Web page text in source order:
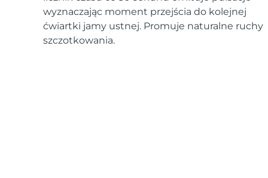
wyznaczając moment przejścia do kolejnej
ćwiartki jamy ustnej. Promuje naturalne ruchy
szczotkowania.
All acne treatment devices
All revitalizing eye massagers
Pielęgnacja skóry KIWI™
Advanced pore care essentials
LUNA™ Dual-Peptide Scalp
Serum
For healthy hair
issa™ Teeth Whitening Gel
18% PAP